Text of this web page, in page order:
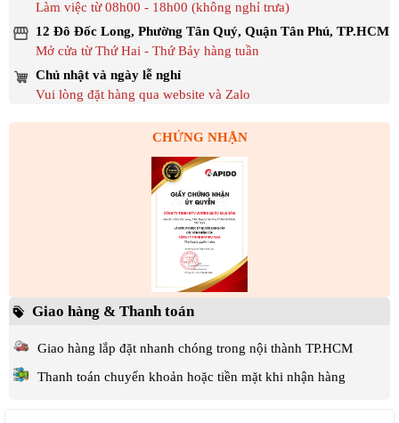
Làm việc từ 08h00 - 18h00 (không nghỉ trưa)
12 Đô Đốc Long, Phường Tân Quý, Quận Tân Phú, TP.HCM
Mở cửa từ Thứ Hai - Thứ Bảy hàng tuần
Chủ nhật và ngày lễ nghỉ
Vui lòng đặt hàng qua website và Zalo
CHỨNG NHẬN
Giao hàng & Thanh toán
Giao hàng lắp đặt nhanh chóng trong nội thành TP.HCM
Thanh toán chuyển khoản hoặc tiền mặt khi nhận hàng